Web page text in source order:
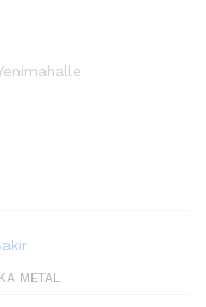
METAL